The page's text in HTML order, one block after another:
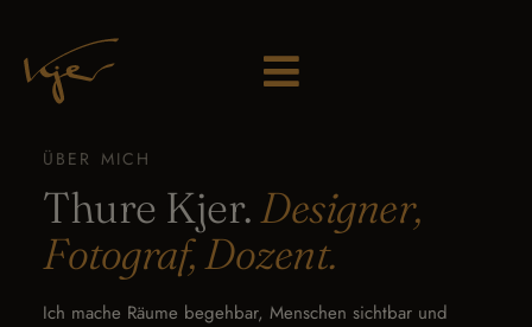
ÜBER MICH
Thure Kjer.Designer,
Fotograf, Dozent.
Ich mache Räume begehbar, Menschen sichtbar und